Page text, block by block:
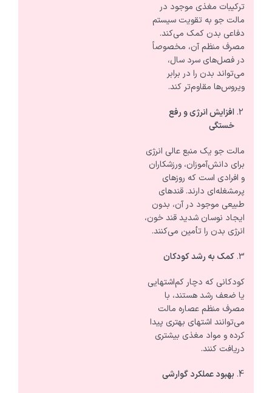
ترکیبات مغذی موجود در
مالت جو به تقویت سیستم
دفاعی بدن کمک می‌کند.
مصرف منظم آن، مخصوصاً
در فصل‌های سرد سال،
می‌تواند بدن را در برابر
ویروس‌ها مقاوم‌تر کند.
افزایش انرژی و رفع
خستگی
مالت جو یک منبع عالی انرژی
برای دانش‌آموزان، ورزشکاران
و افرادی است که روزهای
پرمشغله‌ای دارند. قندهای
طبیعی موجود در آن، بدون
ایجاد نوسان شدید قند خون،
انرژی بدن را تأمین می‌کنند.
کمک به رشد کودکان
کودکانی که دچار کم‌اشتهایی
یا ضعف رشد هستند، با
مصرف منظم عصاره مالت
می‌توانند اشتهای بهتری پیدا
کرده و مواد مغذی بیشتری
دریافت کنند.
بهبود عملکرد گوارشی